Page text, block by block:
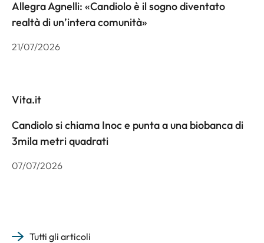
Allegra Agnelli: «Candiolo è il sogno diventato
realtà di un’intera comunità»
21/07/2026
Vita.it
Candiolo si chiama Inoc e punta a una biobanca di
3mila metri quadrati
07/07/2026
Tutti gli articoli